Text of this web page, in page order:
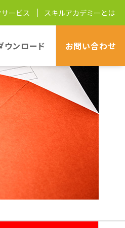
ービス スキルアカデミーとは
ウンロード お問い合わせ